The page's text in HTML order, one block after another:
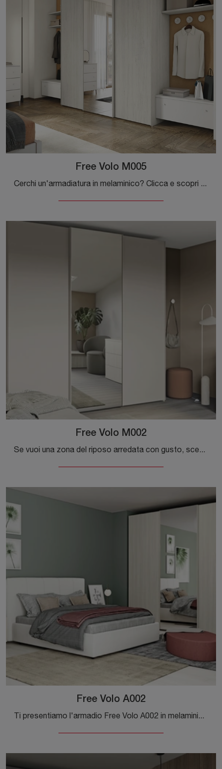
Free Volo M005
Cerchi un'armadiatura in melaminico? Clicca e scopri armadi a muro con ante scorrevoli di Colombini Casa.
Free Volo M002
Se vuoi una zona del riposo arredata con gusto, scegli l'armadio Free Volo M002 con ante scorrevoli di Colombini Casa!
Free Volo A002
Ti presentiamo l'armadio Free Volo A002 in melaminico di Colombini Casa! Una ricca gamma di armadi a muro con ante scorrevoli.